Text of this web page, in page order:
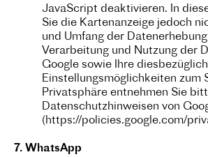
JavaScript deaktivieren. In
Sie die Kartenanzeige jedoch
und Umfang der
Verarbeitung und Nutzung der
Google sowie Ihre
Einstellungsmöglichkeiten zum
Privatsphäre entnehmen Sie
Datenschutzhinweisen von
(https://policies.google.com/
7. WhatsApp